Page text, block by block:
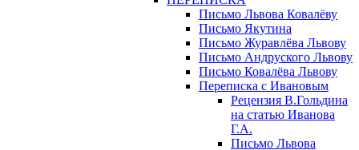
Письмо Львова Ковалёву
Письмо Якутина
Письмо Журавлёва Львову
Письмо Андруского Львову
Письмо Ковалёва Львову
Переписка с Ивановым
Рецензия В.Гольдина
на статью Иванова
Г.А.
Письмо Львова